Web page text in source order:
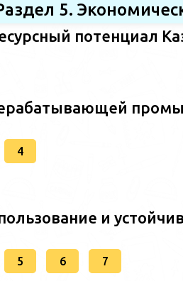
5.
потенциал
4
и
5 6 7